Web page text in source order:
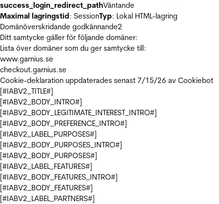
success_login_redirect_pathVäntande
Maximal lagringstid: SessionTyp: Lokal HTML-lagring
Domänöverskridande godkännande2
Ditt samtycke gäller för följande domäner:
Lista över domäner som du ger samtycke till:
www.garnius.se
checkout.garnius.se
Cookie-deklaration uppdaterades senast 7/15/26 av Cookiebot
[#IABV2_TITLE#]
[#IABV2_BODY_INTRO#]
[#IABV2_BODY_LEGITIMATE_INTEREST_INTRO#]
[#IABV2_BODY_PREFERENCE_INTRO#]
[#IABV2_LABEL_PURPOSES#]
[#IABV2_BODY_PURPOSES_INTRO#]
[#IABV2_BODY_PURPOSES#]
[#IABV2_LABEL_FEATURES#]
[#IABV2_BODY_FEATURES_INTRO#]
[#IABV2_BODY_FEATURES#]
[#IABV2_LABEL_PARTNERS#]